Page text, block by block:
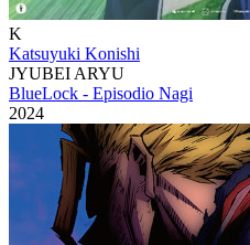
K
Katsuyuki Konishi
JYUBEI ARYU
BlueLock - Episodio Nagi
2024